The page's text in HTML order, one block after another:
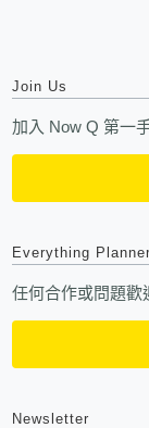
Join Us
加入 Now Q 第一
Everything Planner
任何合作或問題歡
Newsletter